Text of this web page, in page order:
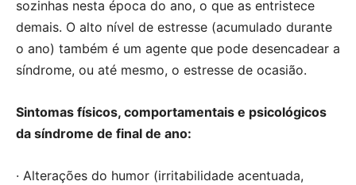
sozinhas nesta época do ano, o que as entristece
demais. O alto nível de estresse (acumulado durante
o ano) também é um agente que pode desencadear a
síndrome, ou até mesmo, o estresse de ocasião.
Sintomas físicos, comportamentais e psicológicos
da síndrome de final de ano:
· Alterações do humor (irritabilidade acentuada,